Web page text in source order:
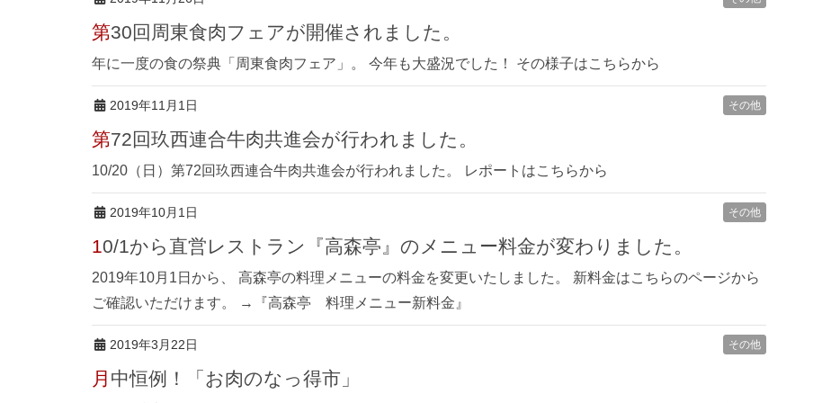
第30回周東食肉フェアが開催されました。
年に一度の食の祭典「周東食肉フェア」。 今年も大盛況でした！ その様子はこちらから
2019年11月1日 その他
第72回玖西連合牛肉共進会が行われました。
10/20（日）第72回玖西連合牛肉共進会が行われました。 レポートはこちらから
2019年10月1日 その他
10/1から直営レストラン『高森亭』のメニュー料金が変わりました。
2019年10月1日から、 高森亭の料理メニューの料金を変更いたしました。 新料金はこちらのページから
ご確認いただけます。 →『高森亭 料理メニュー新料金』
2019年3月22日 その他
月中恒例！「お肉のなっ得市」